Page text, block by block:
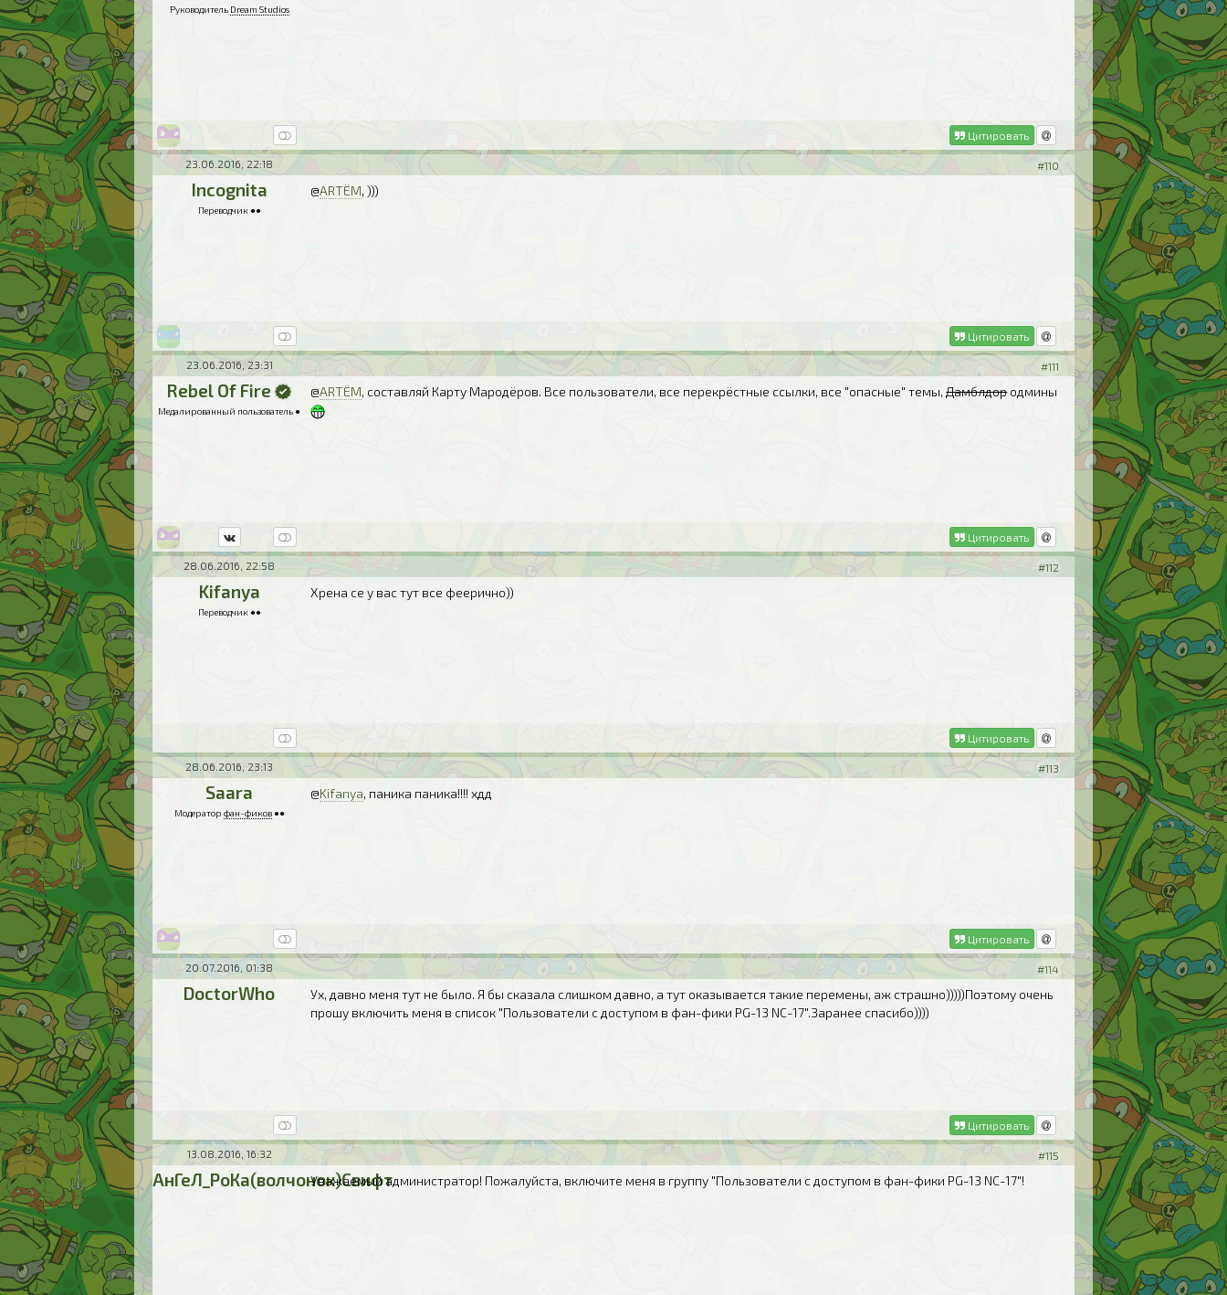
Руководитель Dream Studios
Цитировать
23.06.2016, 22:18 #110
Incognita
Переводчик ●●
@ARTЁM, )))
Цитировать
23.06.2016, 23:31 #111
Rebel Of Fire
Медалированный пользователь ●
@ARTЁM, составляй Карту Мародёров. Все пользователи, все перекрёстные ссылки, все "опасные" темы,Дамблдородмины
Цитировать
28.06.2016, 22:58 #112
Kifanya
Переводчик ●●
Хрена се у вас тут все феерично))
Цитировать
28.06.2016, 23:13 #113
Saara
Модератор фан-фиков●●
@Kifanya, паника паника!!!! хдд
Цитировать
20.07.2016, 01:38 #114
DoctorWho
Ух, давно меня тут не было. Я бы сказала слишком давно, а тут оказывается такие перемены, аж страшно)))))Поэтому очень
прошу включить меня в список "Пользователи с доступом в фан-фики PG-13 NC-17".Заранее спасибо))))
Цитировать
13.08.2016, 16:32 #115
АнГеЛ_РоКа(волчонок)СвифтУважаемый администратор! Пожалуйста, включите меня в группу "Пользователи с доступом в фан-фики PG-13 NC-17"!